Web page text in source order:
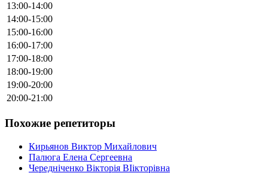
13:00-14:00
14:00-15:00
15:00-16:00
16:00-17:00
17:00-18:00
18:00-19:00
19:00-20:00
20:00-21:00
Похожие репетиторы
Кирьянов Виктор Михайлович
Палюга Елена Сергеевна
Чередніченко Вiкторiя ВІікторівна